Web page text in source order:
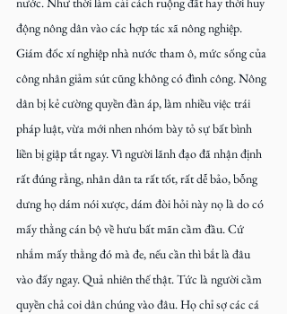
động nông dân vào các hợp tác xã nông nghiệp.
Giám đốc xí nghiệp nhà nước tham ô, mức sống của
công nhân giảm sút cũng không có đình công. Nông
dân bị kẻ cường quyền đàn áp, làm nhiều việc trái
pháp luật, vừa mới nhen nhóm bày tỏ sự bất bình
liền bị giập tắt ngay. Vì người lãnh đạo đã nhận định
rất đúng rằng, nhân dân ta rất tốt, rất dễ bảo, bỗng
dưng họ dám nói xược, dám đòi hỏi này nọ là do có
mấy thằng cán bộ về hưu bất mãn cầm đầu. Cứ
nhắm mấy thằng đó mà đe, nếu cần thì bắt là đâu
vào đấy ngay. Quả nhiên thế thật. Tức là người cầm
quyền chả coi dân chúng vào đâu. Họ chỉ sợ các cá